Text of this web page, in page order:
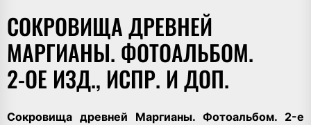
СОКРОВИЩА ДРЕВНЕЙ
МАРГИАНЫ. ФОТOАЛЬБОМ.
2-ОЕ ИЗД., ИСПР. И ДОП.
Сокровища древней Маргианы. Фотoальбом. 2-е